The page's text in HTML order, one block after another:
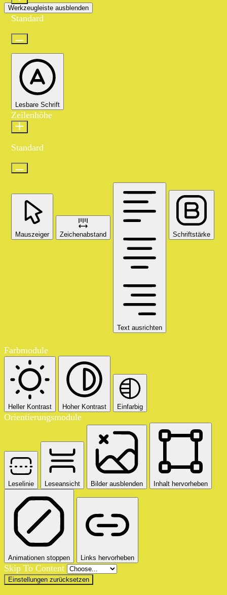
Werkzeugleiste ausblenden
Standard
Lesbare Schrift
Zeilenhöhe
Standard
Mauszeiger Zeichenabstand
Text ausrichten
Schriftstärke
Farbmodule
Heller Kontrast Hoher Kontrast Einfarbig
Orientierungsmodule
Leselinie Leseansicht Bilder ausblenden Inhalt hervorheben
Animationen stoppen Links hervorheben
Skip To Content
Einstellungen zurücksetzen